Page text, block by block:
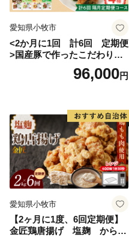
愛知県小牧市
<2か月に1回 計6回 定期便
>国産豚で作ったこだわり惣
96,000円
愛知県小牧市
【2ヶ月に1度、6回定期便】
金匠鶏唐揚げ 塩麹 からあ